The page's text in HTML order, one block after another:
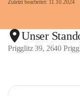
Zuletzt bearbeitet: 11.10.2024
Unser
Prigglitz 39, 2640